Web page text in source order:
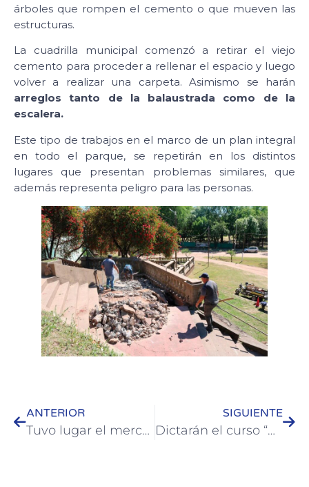
árboles que rompen el cemento o que mueven las
estructuras.
La cuadrilla municipal comenzó a retirar el viejo
cemento para proceder a rellenar el espacio y luego
volver a realizar una carpeta. Asimismo se harán
arreglos tanto de la balaustrada como de la
escalera.
Este tipo de trabajos en el marco de un plan integral
en todo el parque, se repetirán en los distintos
lugares que presentan problemas similares, que
además representa peligro para las personas.
ANTERIOR
Tuvo lugar el mercado de artesanos y manualistas de Colón
SIGUIENTE
Dictarán el curso “Prevención para Guardavidas ante el COVID19”